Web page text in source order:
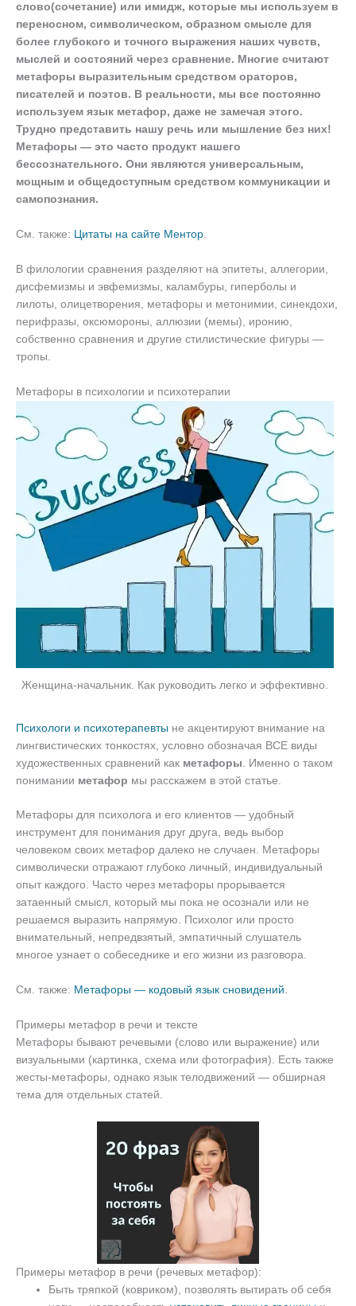
слово(сочетание) или имидж, которые мы используем в
переносном, символическом, образном смысле для
более глубокого и точного выражения наших чувств,
мыслей и состояний через сравнение. Многие считают
метафоры выразительным средством ораторов,
писателей и поэтов. В реальности, мы все постоянно
используем язык метафор, даже не замечая этого.
Трудно представить нашу речь или мышление без них!
Метафоры — это часто продукт нашего
бессознательного. Они являются универсальным,
мощным и общедоступным средством коммуникации и
самопознания.
См. также: Цитаты на сайте Ментор.
В филологии сравнения разделяют на эпитеты, аллегории,
дисфемизмы и эвфемизмы, каламбуры, гиперболы и
лилоты, олицетворения, метафоры и метонимии, синекдохи,
перифразы, оксюмороны, аллюзии (мемы), иронию,
собственно сравнения и другие стилистические фигуры —
тропы.
Метафоры в психологии и психотерапии
Женщина-начальник. Как руководить легко и эффективно.
Психологи и психотерапевты не акцентируют внимание на
лингвистических тонкостях, условно обозначая ВСЕ виды
художественных сравнений как метафоры . Именно о таком
понимании метафор мы расскажем в этой статье.
Метафоры для психолога и его клиентов — удобный
инструмент для понимания друг друга, ведь выбор
человеком своих метафор далеко не случаен. Метафоры
символически отражают глубоко личный, индивидуальный
опыт каждого. Часто через метафоры прорывается
затаенный смысл, который мы пока не осознали или не
решаемся выразить напрямую. Психолог или просто
внимательный, непредвзятый, эмпатичный слушатель
многое узнает о собеседнике и его жизни из разговора.
См. также: Метафоры — кодовый язык сновидений.
Примеры метафор в речи и тексте
Метафоры бывают речевыми (слово или выражение) или
визуальными (картинка, схема или фотография). Есть также
жесты-метафоры, однако язык телодвижений — обширная
тема для отдельных статей.
Примеры метафор в речи (речевых метафор):
Быть тряпкой (ковриком), позволять вытирать об себя